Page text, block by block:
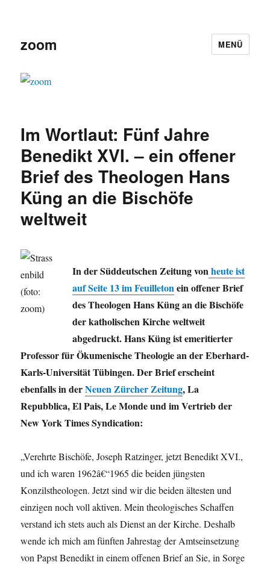
zoom MENÜ
Im Wortlaut: Fünf Jahre
Benedikt XVI. – ein offener
Brief des Theologen Hans
Küng an die Bischöfe
weltweit
In der Süddeutschen Zeitung vonheute ist
auf Seite 13 im Feuilletonein offener Brief
des Theologen Hans Küng an die Bischöfe
der katholischen Kirche weltweit
abgedruckt. Hans Küng ist emeritierter
Professor für Ökumenische Theologie an der Eberhard-
Karls-Universität Tübingen. Der Brief erscheint
ebenfalls in derNeuen Zürcher Zeitung, La
Repubblica, El Pais, Le Monde und im Vertrieb der
New York Times Syndication:
„Verehrte Bischöfe, Joseph Ratzinger, jetzt Benedikt XVI.,
und ich waren 1962â€“1965 die beiden jüngsten
Konzilstheologen. Jetzt sind wir die beiden ältesten und
einzigen noch voll aktiven. Mein theologisches Schaffen
verstand ich stets auch als Dienst an der Kirche. Deshalb
wende ich mich am fünften Jahrestag der Amtseinsetzung
von Papst Benedikt in einem offenen Brief an Sie, in Sorge